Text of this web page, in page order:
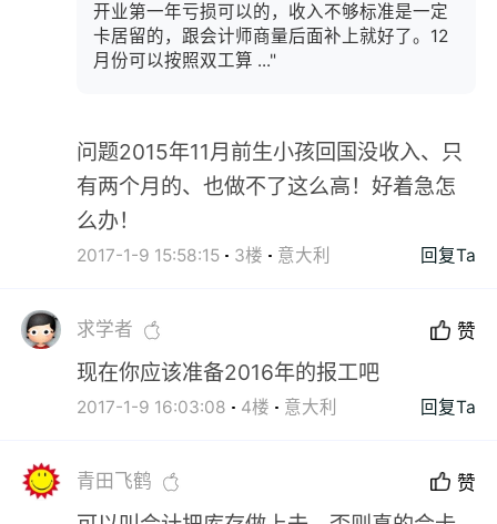
开业第一年亏损可以的，收入不够标准是一定
卡居留的，跟会计师商量后面补上就好了。12
月份可以按照双工算 ..."
问题2015年11月前生小孩回国没收入、只
有两个月的、也做不了这么高！好着急怎
么办！
2017-1-9 15:58:15 3楼 意大利 回复Ta
求学者 赞
现在你应该准备2016年的报工吧
2017-1-9 16:03:08 4楼 意大利 回复Ta
青田飞鹤 赞